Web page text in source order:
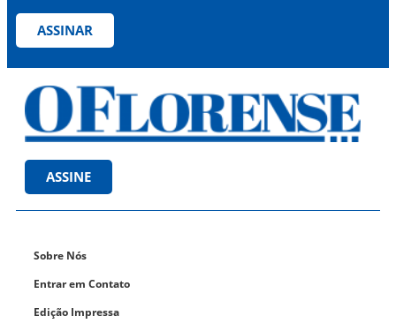
ASSINAR
ASSINE
Sobre Nós
Entrar em Contato
Edição Impressa